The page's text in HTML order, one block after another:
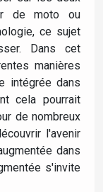
de moto ou
ce sujet
Dans cet
manières
intégrée dans
cela pourrait
de nombreux
l'avenir
dans
s'invite